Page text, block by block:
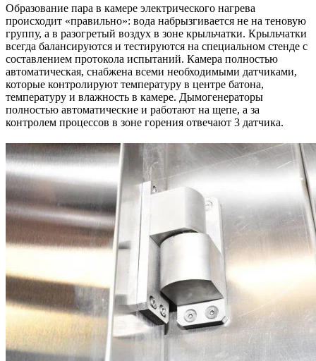
Образование пара в камере электрического нагрева
происходит «правильно»: вода набрызгивается не на теновую
группу, а в разогретый воздух в зоне крыльчатки. Крыльчатки
всегда балансируются и тестируются на специальном стенде с
составлением протокола испытаний. Камера полностью
автоматическая, снабжена всеми необходимыми датчиками,
которые контролируют температуру в центре батона,
температуру и влажность в камере. Дымогенераторы
полностью автоматические и работают на щепе, а за
контролем процессов в зоне горения отвечают 3 датчика.